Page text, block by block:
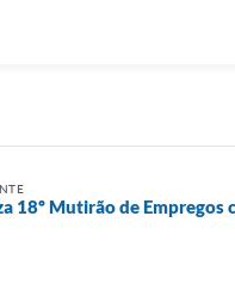
18º Mutirão de Empregos